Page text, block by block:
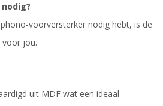
voorversterker nodig hebt, is de
voor jou.
uit MDF wat een ideaal